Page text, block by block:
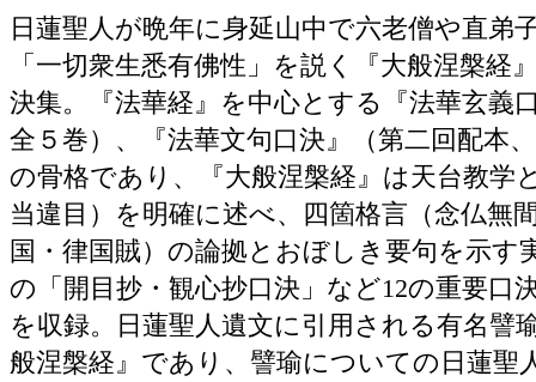
日蓮聖人が晩年に身延山中で六老僧や直弟
「一切衆生悉有佛性」を説く『大般涅槃経
決集。『法華経』を中心とする『法華玄義
全５巻）、『法華文句口決』（第二回配本
の骨格であり、『大般涅槃経』は天台教学
当違目）を明確に述べ、四箇格言（念仏無
国・律国賊）の論拠とおぼしき要句を示す
の「開目抄・観心抄口決」など12の重要口
を収録。日蓮聖人遺文に引用される有名譬
般涅槃経』であり、譬瑜についての日蓮聖